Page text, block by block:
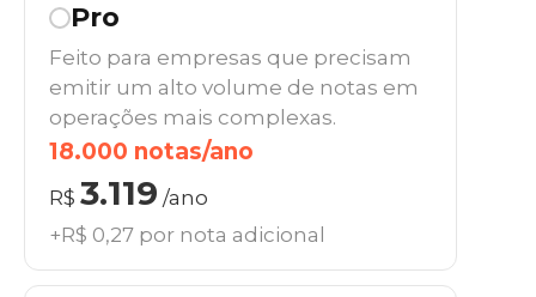
Pro
Feito para empresas que precisam
emitir um alto volume de notas em
operações mais complexas.
18.000 notas/ano
R$ 3.119 /ano
+R$ 0,27 por nota adicional